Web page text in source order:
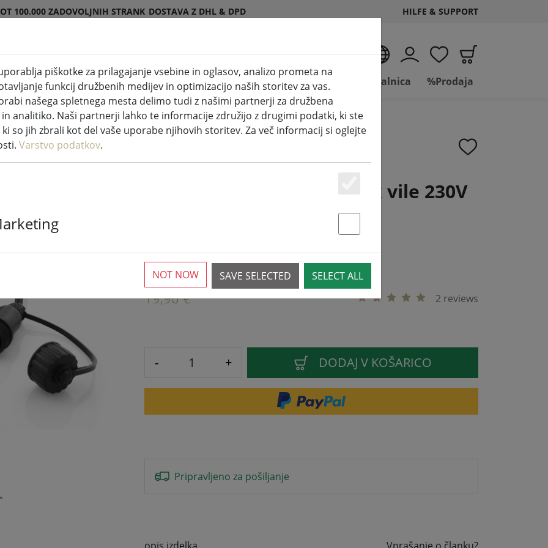
100.000 ZADOVOLJNIH STRANK DOSTAVA Z DHL & DPD HILFE & SUPPORT
SL
za notranje in zunanje prostore
Kuhinja in hrana Življenje Kopalnica %Prodaja
lučke
Sirius Tech-Line podaljšek vile 230V
Na voljo več kot 10
2 reviews
19,90 € *
- + DODAJ V KOŠARICO
Pripravljeno za pošiljanje
piškotke za prilagajanje vsebine in oglasov, analizo prometa na
funkcij družbenih medijev in optimizacijo naših storitev za vas.
našega spletnega mesta delimo tudi z našimi partnerji za družbena
analitiko. Naši partnerji lahko te informacije združijo z drugimi podatki, ki ste
so jih zbrali kot del vaše uporabe njihovih storitev. Za več informacij si oglejte
Varstvo podatkov.
Essenziell
SAVE SELECTED SELECT ALL
NOT NOW